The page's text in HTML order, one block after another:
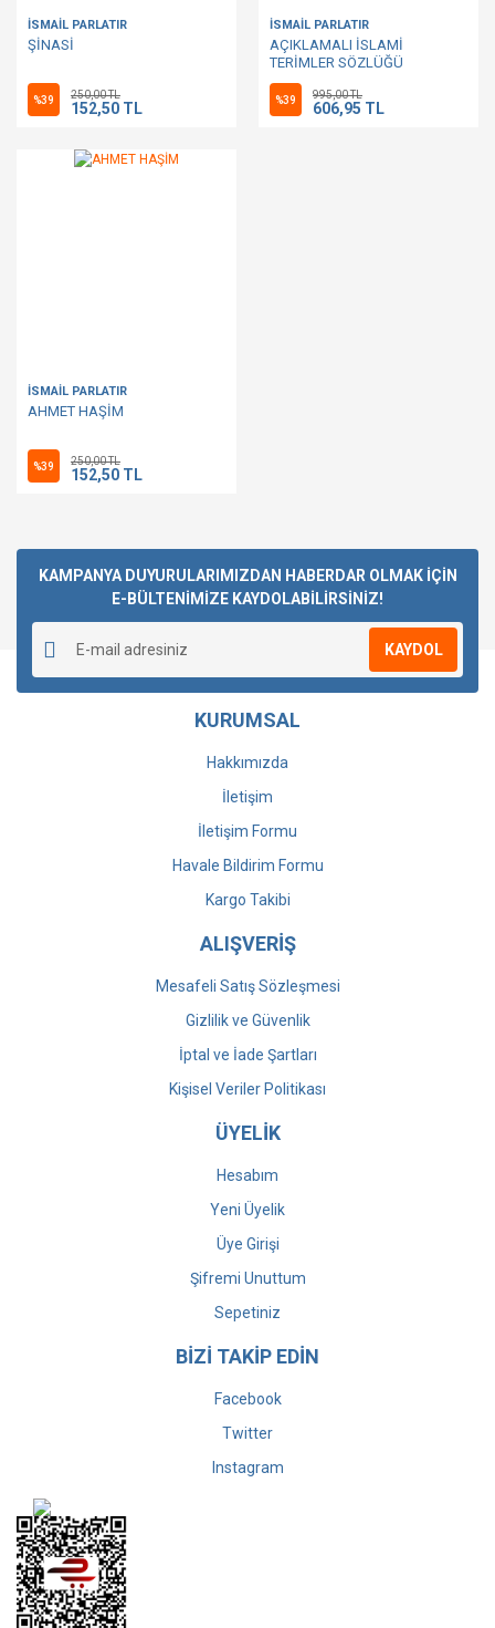
İSMAİL PARLATIR
ŞİNASİ
%39 250,00 TL
152,50 TL
İSMAİL PARLATIR
AÇIKLAMALI İSLAMİ
TERİMLER SÖZLÜĞÜ
%39 995,00 TL
606,95 TL
İSMAİL PARLATIR
AHMET HAŞİM
%39 250,00 TL
152,50 TL
KAMPANYA DUYURULARIMIZDAN HABERDAR OLMAK İÇİN
E-BÜLTENİMİZE KAYDOLABİLİRSİNİZ!
KAYDOL
KURUMSAL
Hakkımızda
İletişim
İletişim Formu
Havale Bildirim Formu
Kargo Takibi
ALIŞVERİŞ
Mesafeli Satış Sözleşmesi
Gizlilik ve Güvenlik
İptal ve İade Şartları
Kişisel Veriler Politikası
ÜYELİK
Hesabım
Yeni Üyelik
Üye Girişi
Şifremi Unuttum
Sepetiniz
BİZİ TAKİP EDİN
Facebook
Twitter
Instagram